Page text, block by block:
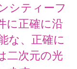
シティーフ
に正確に沿
な、正確に
二次元の光